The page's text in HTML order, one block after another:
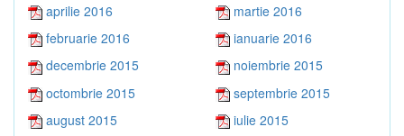
aprilie 2016
martie 2016
februarie 2016
ianuarie 2016
decembrie 2015
noiembrie 2015
octombrie 2015
septembrie 2015
august 2015
iulie 2015